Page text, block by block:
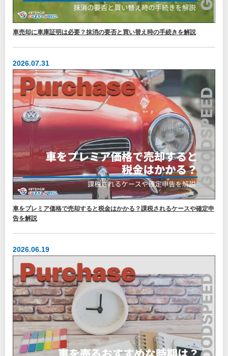
車売却に車庫証明は必要？抹消の要否と買い替え時の手続きを解説
2026.07.31
車をプレミア価格で売却すると税金はかかる？課税されるケースや確定申
告を解説
2026.06.19